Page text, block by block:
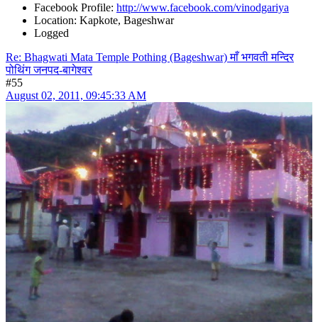
Facebook Profile: http://www.facebook.com/vinodgariya
Location: Kapkote, Bageshwar
Logged
Re: Bhagwati Mata Temple Pothing (Bageshwar) माँ भगवती मन्दिर
पोथिंग जनपद-बागेश्वर
#55
August 02, 2011, 09:45:33 AM